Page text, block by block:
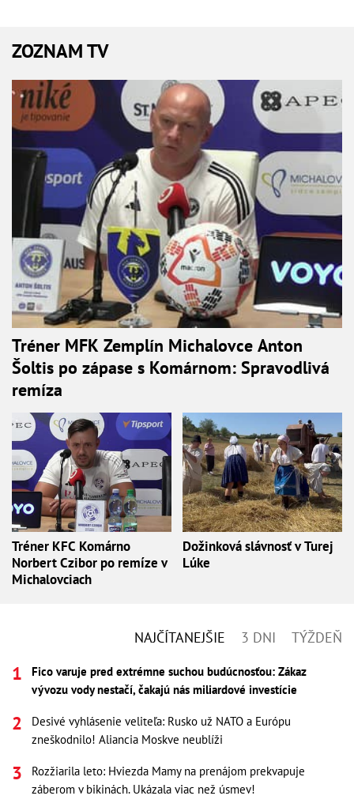
ZOZNAM TV
Tréner MFK Zemplín Michalovce Anton
Šoltis po zápase s Komárnom: Spravodlivá
remíza
Tréner KFC Komárno
Norbert Czibor po remíze v
Michalovciach
Dožinková slávnosť v Turej
Lúke
NAJČÍTANEJŠIE 3 DNI TÝŽDEŇ
Fico varuje pred extrémne suchou budúcnosťou: Zákaz
vývozu vody nestačí, čakajú nás miliardové investície
Desivé vyhlásenie veliteľa: Rusko už NATO a Európu
zneškodnilo! Aliancia Moskve neublíži
Rozžiarila leto: Hviezda Mamy na prenájom prekvapuje
záberom v bikinách. Ukázala viac než úsmev!